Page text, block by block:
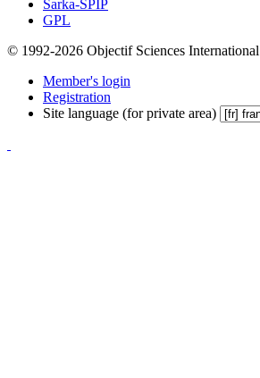
Sarka-SPIP
GPL
© 1992-2026 Objectif Sciences International
Member's login
Registration
Site language (for private area)